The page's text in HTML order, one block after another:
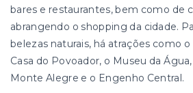
bares e restaurantes, bem como de
abrangendo o shopping da cidade.
belezas naturais, há atrações como
Casa do Povoador, o Museu da
Monte Alegre e o Engenho Central.